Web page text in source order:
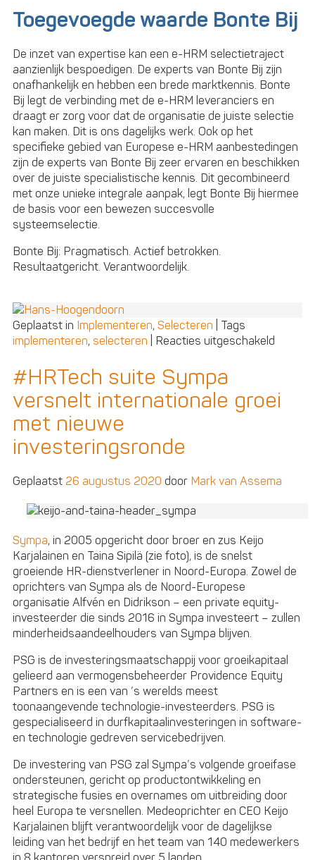
Toegevoegde waarde Bonte Bij
De inzet van expertise kan een e-HRM selectietraject
aanzienlijk bespoedigen. De experts van Bonte Bij zijn
onafhankelijk en hebben een brede marktkennis. Bonte
Bij legt de verbinding met de e-HRM leveranciers en
draagt er zorg voor dat de organisatie de juiste selectie
kan maken. Dit is ons dagelijks werk. Ook op het
specifieke gebied van Europese e-HRM aanbestedingen
zijn de experts van Bonte Bij zeer ervaren en beschikken
over de juiste specialistische kennis. Dit gecombineerd
met onze unieke integrale aanpak, legt Bonte Bij hiermee
de basis voor een bewezen succesvolle
systeemselectie.
Bonte Bij: Pragmatisch. Actief betrokken.
Resultaatgericht. Verantwoordelijk.
Geplaatst in Implementeren,Selecteren
Tags
implementeren, selecteren Reacties uitgeschakeld
voor
#HRTech suite Sympa
versnelt internationale groei
met nieuwe
investeringsronde
Geplaatst 26 augustus 2020 door Mark van Assema
Sympa, in 2005 opgericht door broer en zus Keijo
Karjalainen en Taina Sipilä (zie foto), is de snelst
groeiende HR-dienstverlener in Noord-Europa. Zowel de
oprichters van Sympa als de Noord-Europese
organisatie Alfvén en Didrikson – een private equity-
investeerder die sinds 2016 in Sympa investeert – zullen
minderheidsaandeelhouders van Sympa blijven.
PSG is de investeringsmaatschappij voor groeikapitaal
gelieerd aan vermogensbeheerder Providence Equity
Partners en is een van ’s werelds meest
toonaangevende technologie-investeerders. PSG is
gespecialiseerd in durfkapitaalinvesteringen in software-
en technologie gedreven servicebedrijven.
De investering van PSG zal Sympa’s volgende groeifase
ondersteunen, gericht op productontwikkeling en
strategische fusies en overnames om uitbreiding door
heel Europa te versnellen. Medeoprichter en CEO Keijo
Karjalainen blijft verantwoordelijk voor de dagelijkse
leiding van het bedrijf en het team van 140 medewerkers